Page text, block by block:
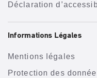
Déclaration
Informations Légales
Mentions légales
Protection des